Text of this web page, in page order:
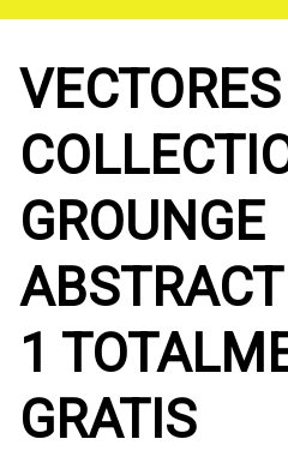
Saltar
contenido
VECTORES
GROUNGE
1
GRATIS